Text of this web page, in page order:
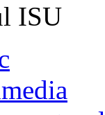
ISU